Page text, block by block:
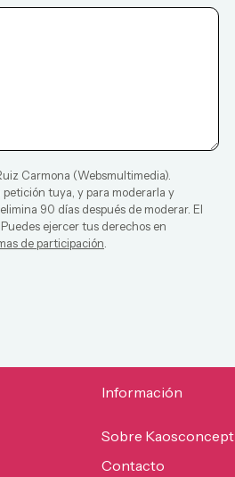
Carmona (Websmultimedia).
tuya, y para moderarla y
90 días después de moderar. El
ejercer tus derechos en
de participación
Información
Sobre Kaosconcept
Contacto